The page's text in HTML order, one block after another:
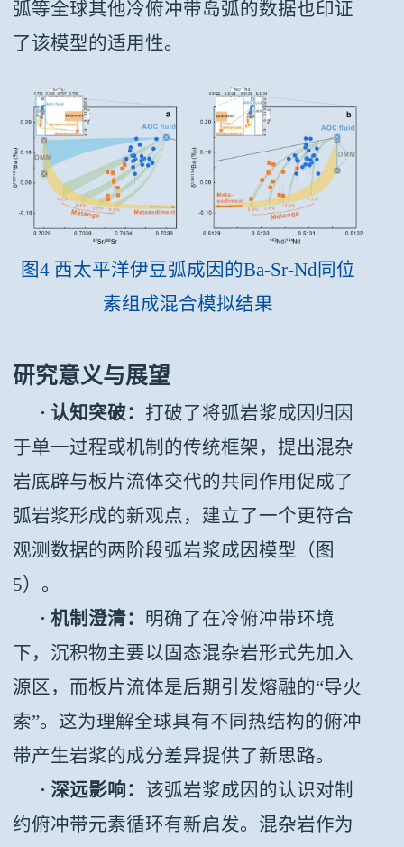
弧等全球其他冷俯冲带岛弧的数据也印证
了该模型的适用性。
图4 西太平洋伊豆弧成因的Ba-Sr-Nd同位
素组成混合模拟结果
研究意义与展望
· 认知突破： 打破了将弧岩浆成因归因
于单一过程或机制的传统框架，提出混杂
岩底辟与板片流体交代的共同作用促成了
弧岩浆形成的新观点，建立了一个更符合
观测数据的两阶段弧岩浆成因模型（ 图
5）。
· 机制澄清： 明确了在冷俯冲带环境
下，沉积物主要以固态混杂岩形式先加入
源区，而板片流体是后期引发熔融的“导火
索”。这为理解全球具有不同热结构的俯冲
带产生岩浆的成分差异提供了新思路。
· 深远影响： 该弧岩浆成因的认识对制
约俯冲带元素循环有新启发。混杂岩作为